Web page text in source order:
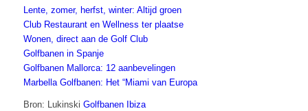
Lente, zomer, herfst, winter: Altijd groen
Club Restaurant en Wellness ter plaatse
Wonen, direct aan de Golf Club
Golfbanen in Spanje
Golfbanen Mallorca: 12 aanbevelingen
Marbella Golfbanen: Het “Miami van Europa
Bron: Lukinski Golfbanen Ibiza